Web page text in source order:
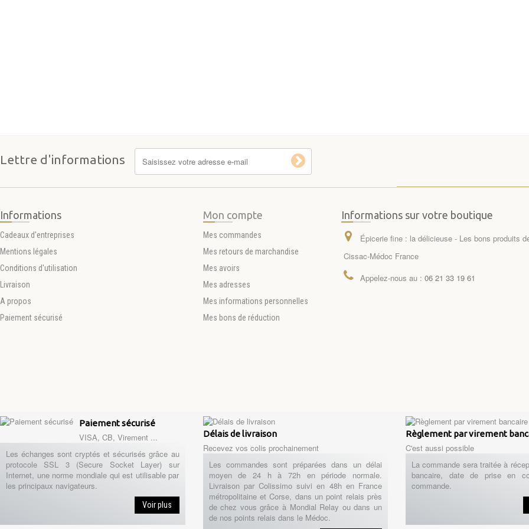
Lettre d'informations
Informations
Cadeaux d'entreprises
Mentions légales
Conditions d'utilisation
Livraison
A propos
Paiement sécurisé
Mon compte
Mes commandes
Mes retours de marchandise
Mes avoirs
Mes adresses
Mes informations personnelles
Mes bons de réduction
Informations sur votre boutique
Épicerie fine : la délicieuse - Les bons produits
Cissac-Médoc France
Appelez-nous au : 06 21 33 19 61
Paiement sécurisé
VISA, CB, Virement ...
Les échanges sont cryptés et sécurisés grâce au
protocole SSL 3 (Secure Socket Layer) sur
Internet, une norme mondiale qui est utilisable par
les principaux navigateurs.
Voir plus
Délais de livraison
Recevez vos colis prochainement
Les commandes sont préparées dans un délai
moyen de 24 h à 72h en période normale.
Livraison par Colissimo suivi en 48h en France
métropolitaine et Corse, dans un point relais près
de chez vous grâce à Mondial Relay ou dans un
de nos points relais dans le Médoc.
Règlement par virement
C'est aussi possible
La commande sera traitée à
bancaire, date de prise en
commande.